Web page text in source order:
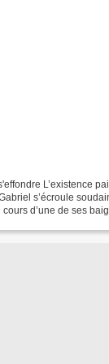
L’existence
s’écroule
d’une de ses